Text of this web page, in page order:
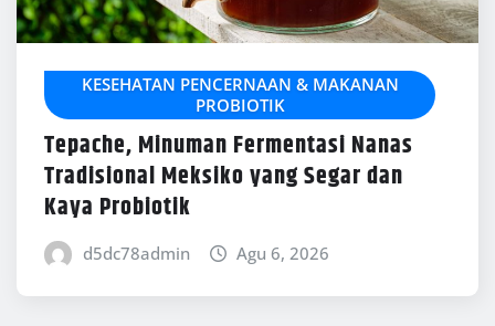
KESEHATAN PENCERNAAN & MAKANAN
PROBIOTIK
Tepache, Minuman Fermentasi Nanas
Tradisional Meksiko yang Segar dan
Kaya Probiotik
d5dc78admin Agu 6, 2026